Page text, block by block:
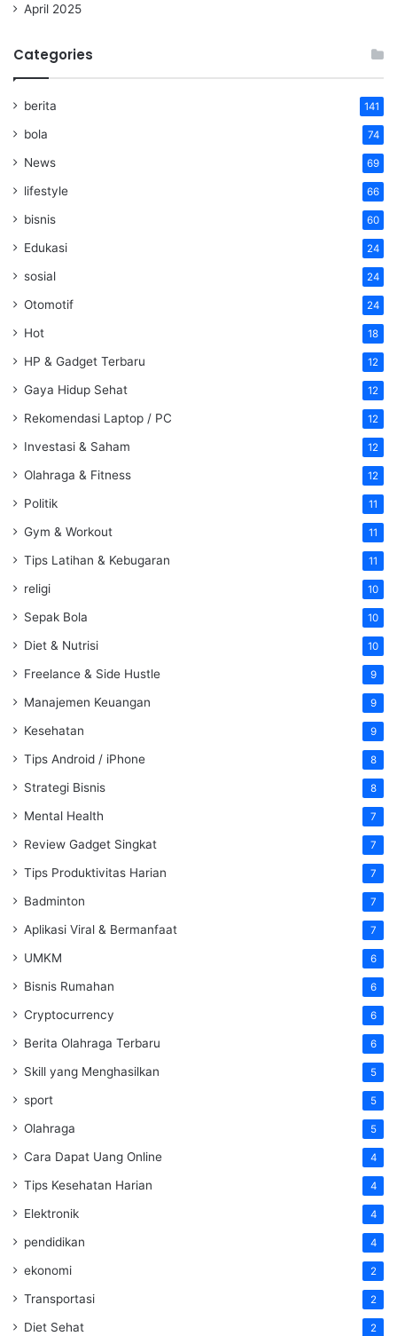
April 2025
Categories
berita 141
bola 74
News 69
lifestyle 66
bisnis 60
Edukasi 24
sosial 24
Otomotif 24
Hot 18
HP & Gadget Terbaru 12
Gaya Hidup Sehat 12
Rekomendasi Laptop / PC 12
Investasi & Saham 12
Olahraga & Fitness 12
Politik 11
Gym & Workout 11
Tips Latihan & Kebugaran 11
religi 10
Sepak Bola 10
Diet & Nutrisi 10
Freelance & Side Hustle 9
Manajemen Keuangan 9
Kesehatan 9
Tips Android / iPhone 8
Strategi Bisnis 8
Mental Health 7
Review Gadget Singkat 7
Tips Produktivitas Harian 7
Badminton 7
Aplikasi Viral & Bermanfaat 7
UMKM 6
Bisnis Rumahan 6
Cryptocurrency 6
Berita Olahraga Terbaru 6
Skill yang Menghasilkan 5
sport 5
Olahraga 5
Cara Dapat Uang Online 4
Tips Kesehatan Harian 4
Elektronik 4
pendidikan 4
ekonomi 2
Transportasi 2
Diet Sehat 2